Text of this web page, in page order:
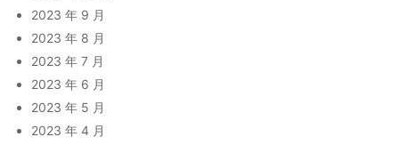
2023 年 9 月
2023 年 8 月
2023 年 7 月
2023 年 6 月
2023 年 5 月
2023 年 4 月